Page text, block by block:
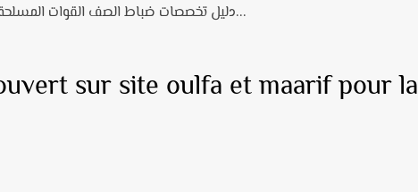
دليل تخصصات ضباط الصف القوات المسلحة الملكية: تفاصيل كل شعبة...
sur site oulfa et maarif pour la